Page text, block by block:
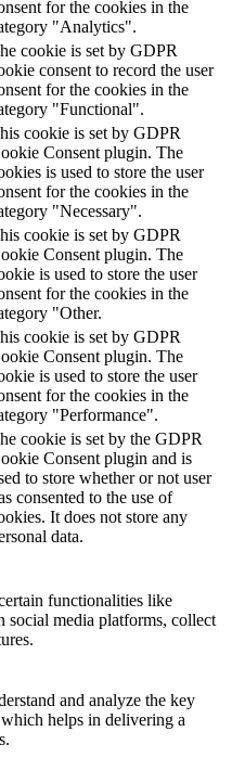
for the cookies in the
"Analytics".
cookie is set by GDPR
consent to record the user
for the cookies in the
"Functional".
cookie is set by GDPR
Consent plugin. The
is used to store the user
for the cookies in the
"Necessary".
cookie is set by GDPR
Consent plugin. The
is used to store the user
for the cookies in the
"Other.
cookie is set by GDPR
Consent plugin. The
is used to store the user
for the cookies in the
"Performance".
cookie is set by the GDPR
Consent plugin and is
to store whether or not user
consented to the use of
It does not store any
data.
functionalities like
social media platforms, collect
and analyze the key
helps in delivering a